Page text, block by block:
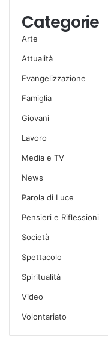
Categorie
Arte
Attualità
Evangelizzazione
Famiglia
Giovani
Lavoro
Media e TV
News
Parola di Luce
Pensieri e Riflessioni
Società
Spettacolo
Spiritualità
Video
Volontariato